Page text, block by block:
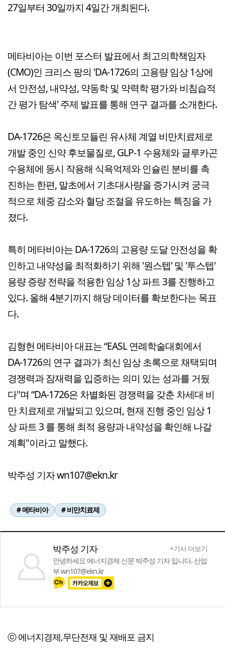
27일부터 30일까지 4일간 개최된다.
메타비아는 이번 포스터 발표에서 최고의학책임자
(CMO)인 크리스 팡의 'DA-1726의 고용량 임상 1상에
서 안전성, 내약성, 약동학 및 약력학 평가와 비침습적
간 평가 탐색' 주제 발표를 통해 연구 결과를 소개한다.
DA-1726은 옥신토모듈린 유사체 계열 비만치료제로
개발 중인 신약 후보물질로, GLP-1 수용체와 글루카곤
수용체에 동시 작용해 식욕억제와 인슐린 분비를 촉
진하는 한편, 말초에서 기초대사량을 증가시켜 궁극
적으로 체중 감소와 혈당 조절을 유도하는 특징을 가
졌다.
특히 메타비아는 DA-1726의 고용량 도달 안전성을 확
인하고 내약성을 최적화하기 위해 '원스텝' 및 '투스텝'
용량 증량 전략을 적용한 임상 1상 파트 3를 진행하고
있다. 올해 4분기까지 해당 데이터를 확보한다는 목표
다.
김형헌 메타비아 대표는 “EASL 연례학술대회에서
DA-1726의 연구 결과가 최신 임상 초록으로 채택되며
경쟁력과 잠재력을 입증하는 의미 있는 성과를 거뒀
다"며 “DA-1726은 차별화된 경쟁력을 갖춘 차세대 비
만 치료제로 개발되고 있으며, 현재 진행 중인 임상 1
상 파트 3 를 통해 최적 용량과 내약성을 확인해 나갈
계획"이라고 말했다.
박주성 기자 wn107@ekn.kr
# 메타비아 # 비만치료제
박주성 기자
+기사 더보기
안녕하세요 에너지경제 신문 박주성 기자 입니다. 산업
부 wn107@ekn.kr
ⓒ 에너지경제,무단전재 및 재배포 금지